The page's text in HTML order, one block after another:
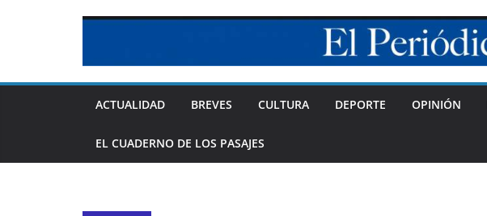
ACTUALIDAD BREVES CULTURA DEPORTE OPINIÓN
EL CUADERNO DE LOS PASAJES